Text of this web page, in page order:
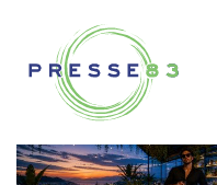
contenu
Presse 83